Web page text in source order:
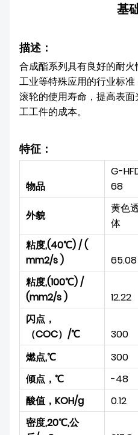
基
描述：
合成酯系列具有良好的耐
工业等特殊应用的行业标
滚轮的使用寿命，提高表
工工件的成本。
特征：
物品
G-
68
外貌
黄色
体
粘度,(40℃) / (
mm2/s )
65.08
粘度,(100℃) /
(mm2/s )
12.22
闪点，
（COC）/℃
300
燃点,℃
300
倾点，℃
-48
酸值，KOH/g
0.12
密度,20℃,公